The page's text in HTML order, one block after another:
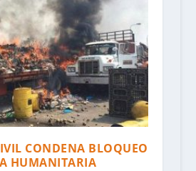
CONDENA BLOQUEO
HUMANITARIA